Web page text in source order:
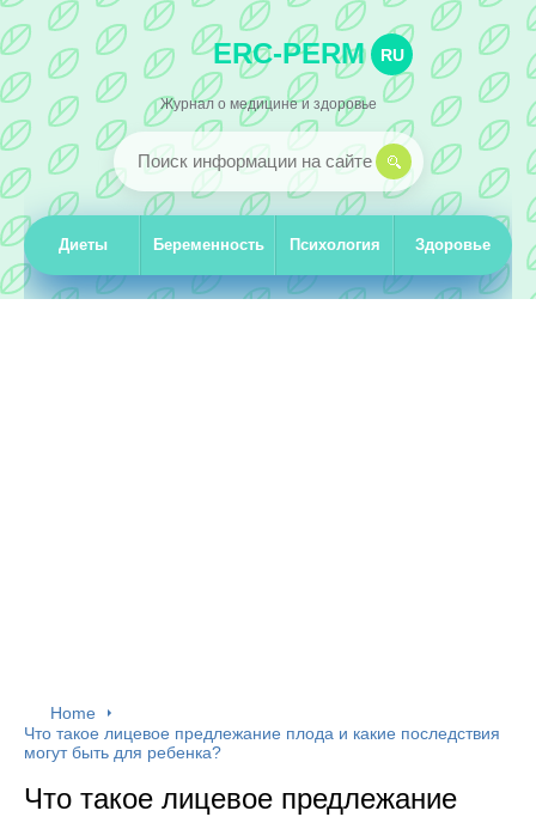
ERC-PERM RU
Журнал о медицине и здоровье
Диеты Беременность Психология Здоровье
Home
Что такое лицевое предлежание плода и какие последствия
могут быть для ребенка?
Что такое лицевое предлежание